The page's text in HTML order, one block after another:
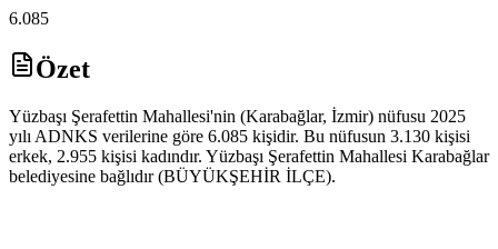
6.085
Özet
Yüzbaşı Şerafettin Mahallesi'nin (Karabağlar, İzmir) nüfusu 2025
yılı ADNKS verilerine göre 6.085 kişidir. Bu nüfusun 3.130 kişisi
erkek, 2.955 kişisi kadındır. Yüzbaşı Şerafettin Mahallesi Karabağlar
belediyesine bağlıdır (BÜYÜKŞEHİR İLÇE).